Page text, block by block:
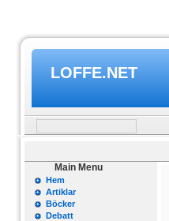
LOFFE.NET
Main Menu
Hem
Artiklar
Böcker
Debatt